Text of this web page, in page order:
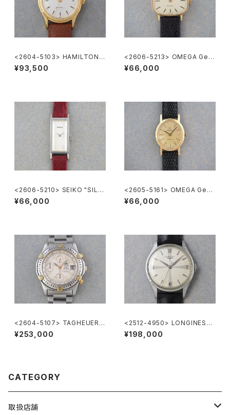
<2604-5103> HAMILTON A
utomatic
¥93,500
<2606-5213> OMEGA Gen
eve
¥66,000
<2606-5210> SEIKO "SILV
ER885" rectangular case
¥66,000
<2605-5161> OMEGA Gene
ve
¥66,000
<2604-5107> TAGHEUER S
uper 2000 Chronograph
¥253,000
<2512-4950> LONGINES
"Cal.12.68.ZS"
¥198,000
CATEGORY
取扱店舗